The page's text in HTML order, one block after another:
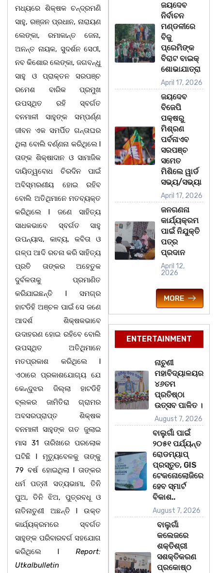
ମଧ୍ୟରେ ଶିକ୍ଷକ ଚନ୍ଦ୍ରମଣି
ସାହୁ, ରଞ୍ଜନ ପ୍ରଧାନ, ନାରାୟଣ
ଲେଙ୍କା, ରମାକାନ୍ତ ଜେନା,
ଅନନ୍ତ ନାୟକ, ସୁଦର୍ଶନ ସେଠୀ,
ନବ କିଶୋର ଲେଙ୍କା, ଜଗବନ୍ଧୁ
ସାହୁ ଓ ପ୍ରାକ୍ତନ ସରପଞ୍ଚ
ରମେଶ ବାରିକ ପ୍ରମୁଖ
ଉପସ୍ଥିତ ରହି ସ୍ବର୍ଗତ
ବନମାଳୀ ସାହୁଙ୍କ ସମ୍ପର୍ଣ୍ଣ
ଜୀବନ ଏକ ସମର୍ପିତ ଗନ୍ତାଘର
ଥିଲା ବୋଲି ବର୍ଣ୍ଣନା କରିଥିଲେ l
ତାଙ୍କ ଶିକ୍ଷାଦାନ ଓ ସାମାଜିକ
ଦାୟିତ୍ୱବୋଧ ଚିରଦିନ ପାଇଁ
ଅବିସ୍ମରଣୀୟ ହୋଇ ରହିବ
ବୋଲି ଅତିଥିମାନେ ମତବ୍ୟକ୍ତ
କରିଥିଲେ l ଜଣେ ସାହିତ୍ୟ
ସାଧକଭାବେ ସ୍ବର୍ଗତ ସାହୁ
ଉପନ୍ୟାସ, କାବ୍ୟ, କବିତା ଓ
ଗଳ୍ପ ଆଦି ରଚନା କରି ସାହିତ୍ୟ
ପ୍ରତି ତାଙ୍କର ଅହେତୁକ
ଦୁର୍ବଳତାକୁ ପ୍ରମାଣିତ
କରିଯାଇଛନ୍ତି l ସମଗ୍ର
ହାଟଡିହି ଅଞ୍ଚଳ ପାଇଁ ସେ ଜଣେ
ଆଦର୍ଶ ଶିକ୍ଷକଭାବେ
ଉଦାହରଣ ହୋଇ ରହିବେ ବୋଲି
ଉପସ୍ଥିତ ଅତିଥିମାନେ
ମତପ୍ରକାଶ କରିଥିଲେ l
ଏଠାରେ ପ୍ରକାଶଯୋଗ୍ୟ ଯେ
କେନ୍ଦୁଝର ଜିଲ୍ଲା ହାଟଡିହି
ବ୍ଲକର ଜାମିତିରା ଗ୍ରାମର
ଅବସରପ୍ରାପ୍ତ ଶିକ୍ଷକ
ବନମାଳୀ ସାହୁଙ୍କ ଗତ ଜୁଲାଇ
ମାସ 31 ତାରିଖରେ ପରଲୋକ
ଘଟିଛି l ମୃତ୍ୟୁବେଳକୁ ତାଙ୍କୁ
79 ବର୍ଷ ହୋଇଥିଲା l ତାଙ୍କର
ଧର୍ମ ପତ୍ନୀ ସତ୍ୟଭାମା, ତିନି
ପୁଅ, ତିନି ଝିଅ, ପୁତ୍ରବଧୂ ଓ
ନାତିନାତୁଣୀ ଅଛନ୍ତି l ଉକ୍ତ
କାର୍ଯ୍ୟକ୍ରମରେ ସ୍ବର୍ଗତ
ସାହୁଙ୍କ ପରିବାରବର୍ଗ ସହଯୋଗ
କରିଥିଲେ l Report:
Utkalbulletin
ଜୟଦେବ
ନିର୍ବାଚନ
ମଣ୍ଡଳୀରେ
ବିଜୁ
ପ୍ରେମିଙ୍କ
ବିରାଟ ବାଇକ୍
ଶୋଭାଯାତ୍ରା
April 17, 2026
ଜୟଦେବ
ବିଜେପି
ପକ୍ଷରୁ
ମିଶ୍ରଣ
ପର୍ବନାଏବ
ସରପଞ୍ଚ
ସମେତ
ମିଶିଲେ ୱାର୍ଡ
ସଭ୍ୟ/ସଭ୍ୟା
April 17, 2026
ଜନଗଣନା
କାର୍ଯ୍ୟକ୍ରମ
ପାଇଁ ନିଯୁକ୍ତି
ପତ୍ର
ପ୍ରଦାନ
April 12,
2026
MORE
ENTERTAINMENT
ନାଚୁଣୀ
ମହାବିଦ୍ୟାଳୟର
୪୬ତମ
ପ୍ରତିଷ୍ଠା
ଉତ୍ସବ ପାଳିତ ।
August 7, 2026
ବାଲୁଗାଁ ପାଇଁ
୨୦୫୧ ପର୍ଯ୍ୟନ୍ତ
ରୋଡମ୍ୟାପ୍
ପ୍ରସ୍ତୁତ, GIS
ଟେକନୋଲୋଜିରେ
ହେବ ସ୍ମାର୍ଟ
ବିକାଶ..
August 7, 2026
ବାଲୁଗାଁ
କଲେଜରେ
ଶକ୍ତିଶ୍ରୀ
ସଶକ୍ତିକରଣ
ପ୍ରକୋଷ୍ଠ